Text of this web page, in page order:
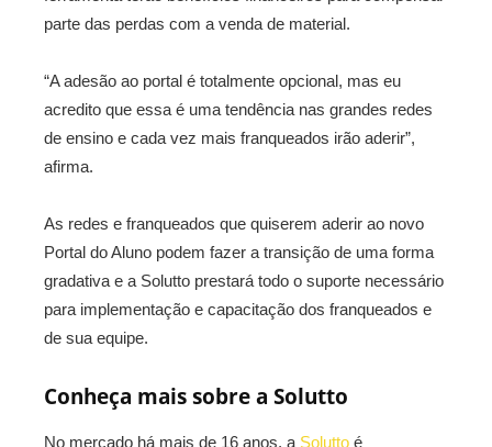
parte das perdas com a venda de material.
“A adesão ao portal é totalmente opcional, mas eu
acredito que essa é uma tendência nas grandes redes
de ensino e cada vez mais franqueados irão aderir”,
afirma.
As redes e franqueados que quiserem aderir ao novo
Portal do Aluno podem fazer a transição de uma forma
gradativa e a Solutto prestará todo o suporte necessário
para implementação e capacitação dos franqueados e
de sua equipe.
Conheça mais sobre a Solutto
No mercado há mais de 16 anos, a Solutto é